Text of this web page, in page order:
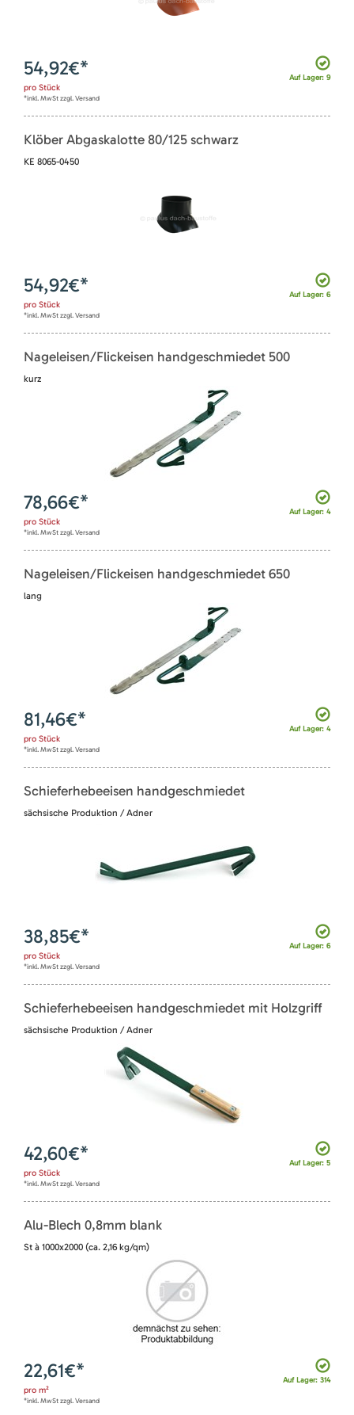
Auf Lager: 9
54,92€*
pro Stück
*inkl. MwSt zzgl. Versand
Klöber Abgaskalotte 80/125 schwarz
KE 8065-0450
Auf Lager: 6
54,92€*
pro Stück
*inkl. MwSt zzgl. Versand
Nageleisen/Flickeisen handgeschmiedet 500
kurz
Auf Lager: 4
78,66€*
pro Stück
*inkl. MwSt zzgl. Versand
Nageleisen/Flickeisen handgeschmiedet 650
lang
Auf Lager: 4
81,46€*
pro Stück
*inkl. MwSt zzgl. Versand
Schieferhebeeisen handgeschmiedet
sächsische Produktion / Adner
Auf Lager: 6
38,85€*
pro Stück
*inkl. MwSt zzgl. Versand
Schieferhebeeisen handgeschmiedet mit Holzgriff
sächsische Produktion / Adner
Auf Lager: 5
42,60€*
pro Stück
*inkl. MwSt zzgl. Versand
Alu-Blech 0,8mm blank
St à 1000x2000 (ca. 2,16 kg/qm)
Auf Lager: 314
22,61€*
pro m²
*inkl. MwSt zzgl. Versand